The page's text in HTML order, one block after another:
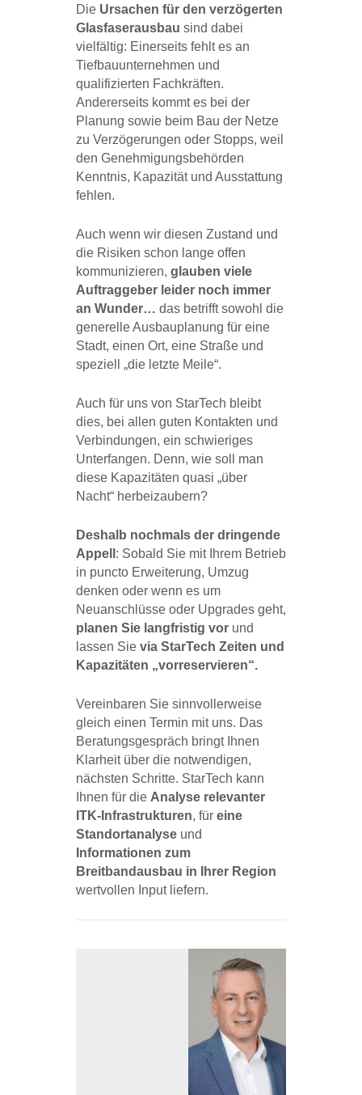
Die Ursachen für den verzögerten
Glasfaserausbau sind dabei
vielfältig: Einerseits fehlt es an
Tiefbauunternehmen und
qualifizierten Fachkräften.
Andererseits kommt es bei der
Planung sowie beim Bau der Netze
zu Verzögerungen oder Stopps, weil
den Genehmigungsbehörden
Kenntnis, Kapazität und Ausstattung
fehlen.
Auch wenn wir diesen Zustand und
die Risiken schon lange offen
kommunizieren, glauben viele
Auftraggeber leider noch immer
an Wunder… das betrifft sowohl die
generelle Ausbauplanung für eine
Stadt, einen Ort, eine Straße und
speziell „die letzte Meile“.
Auch für uns von StarTech bleibt
dies, bei allen guten Kontakten und
Verbindungen, ein schwieriges
Unterfangen. Denn, wie soll man
diese Kapazitäten quasi „über
Nacht“ herbeizaubern?
Deshalb nochmals der dringende
Appell : Sobald Sie mit Ihrem Betrieb
in puncto Erweiterung, Umzug
denken oder wenn es um
Neuanschlüsse oder Upgrades geht,
planen Sie langfristig vor und
lassen Sie via StarTech Zeiten und
Kapazitäten „vorreservieren“.
Vereinbaren Sie sinnvollerweise
gleich einen Termin mit uns. Das
Beratungsgespräch bringt Ihnen
Klarheit über die notwendigen,
nächsten Schritte. StarTech kann
Ihnen für die Analyse relevanter
ITK-Infrastrukturen, für eine
Standortanalyse und
Informationen zum
Breitbandausbau in Ihrer Region
wertvollen Input liefern.